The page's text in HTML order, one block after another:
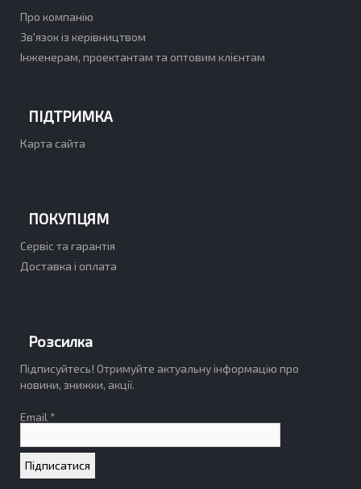
Про компанію
Зв'язок із керівництвом
Інженерам, проектантам та оптовим клієнтам
ПІДТРИМКА
Карта сайта
ПОКУПЦЯМ
Сервіс та гарантія
Доставка і оплата
Розсилка
Підписуйтесь! Отримуйте актуальну інформацію про
новини, знижки, акції.
Email *